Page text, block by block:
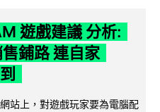
遊戲建議 分析:
鋪路 連自家
站上，對遊戲玩家要為電腦配